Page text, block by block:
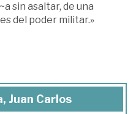
sin asaltar, de una
del poder militar.»
Juan Carlos